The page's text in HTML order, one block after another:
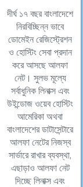
দীর্ঘ ১৭ বছর বাংলাদেশে
নিরবিচ্ছিন্ন ভাবে
ডোমেইন রেজিস্ট্রেশন
ও হোস্টিং সেবা প্রদান
করে আসছে আলফা
নেট। সুলভ মূল্যে
সর্বাধুনিক লিনাক্স এবং
উইন্ডোজ ওয়েব হোস্টিং
আমেরিকা অথবা
বাংলাদেশের ডাটাসেন্টারে
আলফা নেটের নিজস্ব
সার্ভারে রাখার ব্যবস্থা,
এছাড়াও আলফা নেট
দিচ্ছে লিনাক্স এবং